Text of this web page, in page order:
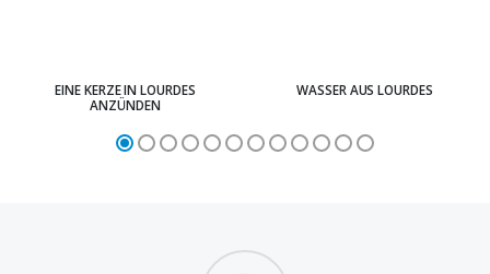
EINE KERZE IN LOURDES
ANZÜNDEN
WASSER AUS LOURDES